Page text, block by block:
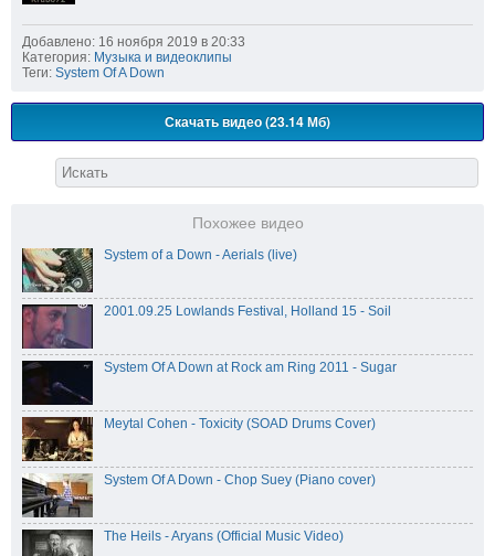
Добавлено: 16 ноября 2019 в 20:33
Категория: Музыка и видеоклипы
Теги: System Of A Down
Скачать видео (23.14 Мб)
Похожее видео
System of a Down - Aerials (live)
2001.09.25 Lowlands Festival, Holland 15 - Soil
System Of A Down at Rock am Ring 2011 - Sugar
Meytal Cohen - Toxicity (SOAD Drums Cover)
System Of A Down - Chop Suey (Piano cover)
The Heils - Aryans (Official Music Video)